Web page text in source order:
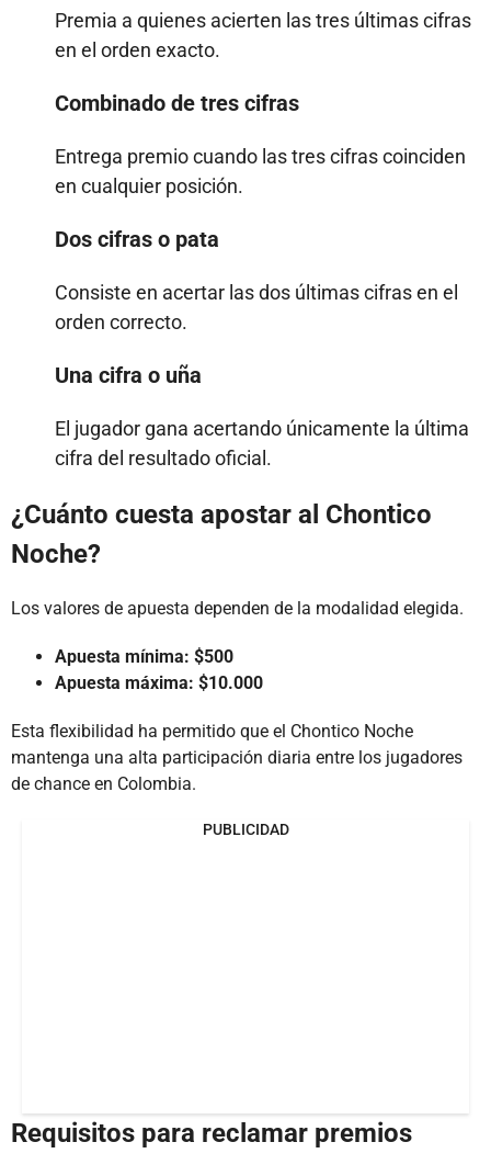
Premia a quienes acierten las tres últimas cifras
en el orden exacto.
Combinado de tres cifras
Entrega premio cuando las tres cifras coinciden
en cualquier posición.
Dos cifras o pata
Consiste en acertar las dos últimas cifras en el
orden correcto.
Una cifra o uña
El jugador gana acertando únicamente la última
cifra del resultado oficial.
¿Cuánto cuesta apostar al Chontico
Noche?
Los valores de apuesta dependen de la modalidad elegida.
Apuesta mínima: $500
Apuesta máxima: $10.000
Esta flexibilidad ha permitido que el Chontico Noche
mantenga una alta participación diaria entre los jugadores
de chance en Colombia.
PUBLICIDAD
Requisitos para reclamar premios